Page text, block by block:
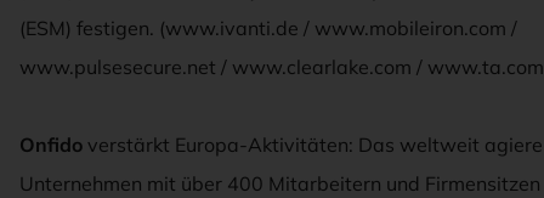
(ESM) festigen. (www.ivanti.de / www.mobileiron.com /
www.pulsesecure.net / www.clearlake.com /
Onfido verstärkt Europa-Aktivitäten: Das weltweit
Unternehmen mit über 400 Mitarbeitern und Firmensitzen